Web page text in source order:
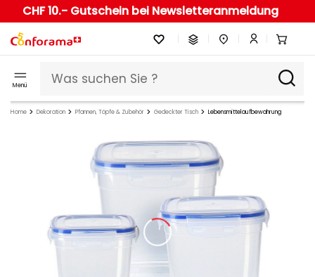
CHF 10.- Gutschein bei Newsletteranmeldung
Menü
Home Dekoration Pfannen, Töpfe & Zubehör Gedeckter Tisch Lebensmittelaufbewahrung